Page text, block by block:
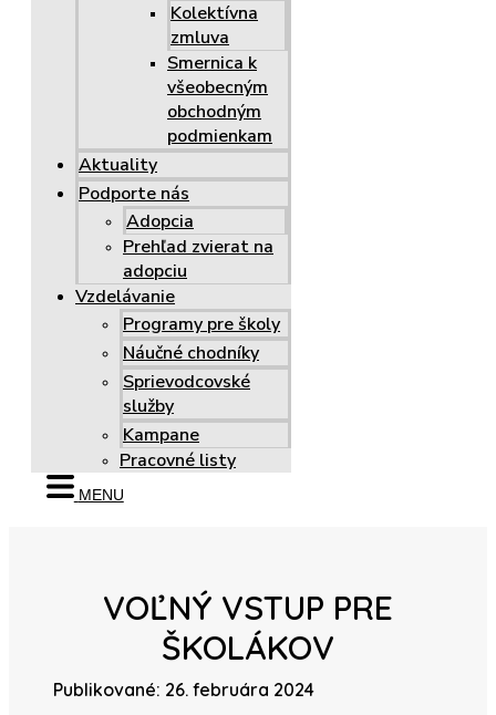
Kolektívna
zmluva
Smernica k
všeobecným
obchodným
podmienkam
Aktuality
Podporte nás
Adopcia
Prehľad zvierat na
adopciu
Vzdelávanie
Programy pre školy
Náučné chodníky
Sprievodcovské
služby
Kampane
Pracovné listy
MENU
VOĽNÝ VSTUP PRE
ŠKOLÁKOV
Publikované: 26. februára 2024